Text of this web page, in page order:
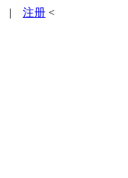
| 注册 <